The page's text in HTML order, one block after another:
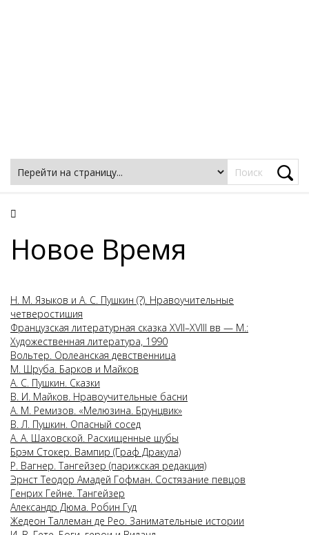
Новое Время
Н. М. Языков и А. С. Пушкин (?). Нравоучительные
четверостишия
Французская литературная сказка XVII–XVIII вв — М.:
Художественная литература, 1990
Вольтер. Орлеанская девственница
М. Шруба. Барков и Майков
А. С. Пушкин. Сказки
В. И. Майков. Нравоучительные басни
А. М. Ремизов. «Мелюзина. Брунцвик»
В. Л. Пушкин. Опасный сосед
А. А. Шаховской. Расхищенные шубы
Брэм Стокер. Вампир (Граф Дракула)
Р. Вагнер. Тангейзер (парижская редакция)
Эрнст Теодор Амадей Гофман. Состязание певцов
Генрих Гейне. Тангейзер
Александр Дюма. Робин Гуд
Жедеон Таллеман де Рео. Занимательные истории